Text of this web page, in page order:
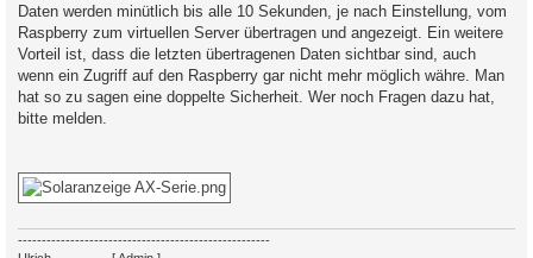
Daten werden minütlich bis alle 10 Sekunden, je nach Einstellung, vom
Raspberry zum virtuellen Server übertragen und angezeigt. Ein weitere
Vorteil ist, dass die letzten übertragenen Daten sichtbar sind, auch
wenn ein Zugriff auf den Raspberry gar nicht mehr möglich währe. Man
hat so zu sagen eine doppelte Sicherheit. Wer noch Fragen dazu hat,
bitte melden.
-----------------------------------------------------